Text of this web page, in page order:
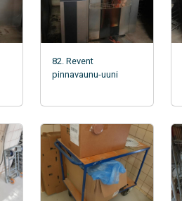
82. Revent
pinnavaunu-uuni